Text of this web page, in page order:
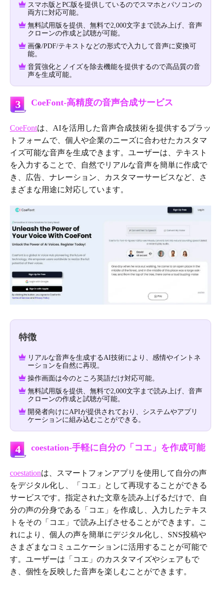
スマホ版とPC版を提供しているのでスマホとパソコンの
両方に対応可能。
無料試用版を提供、無料で2,000文字まで読み上げ、音声
クローンの作成と試聴が可能。
画像/PDF/テキストなどの形式で入力して音声に変換可
能。
音質強化とノイズを除去機能を提供するので高品質の音
声を生成可能。
3 CoeFont-高精度の音声合成サービス
CoeFontは、AIを活用した音声合成技術を提供するプラッ
トフォームで、個人や企業のニーズに合わせたカスタマ
イズ可能な音声を生成できます。ユーザーは、テキスト
を入力することで、自然でリアルな音声を簡単に作成で
き、広告、ナレーション、カスタマーサービスなど、さ
まざまな用途に対応しています。
特徴
リアルな音声を生成するAI技術により、感情やイントネ
ーションを自然に再現。
操作画面は今のところ英語だけ対応可能。
無料試用版を提供、無料で2,000文字まで読み上げ、音声
クローンの作成と試聴が可能。
開発者向けにAPIが提供されており、システムやアプリ
ケーションに組み込むことができる。
4 coestation-手軽に自分の「コエ」を作成可能
coestationは、スマートフォンアプリを使用して自分の声
をデジタル化し、「コエ」として再現することができる
サービスです。指定された文章を読み上げるだけで、自
分の声の分身である「コエ」を作成し、入力したテキス
トをその「コエ」で読み上げさせることができます。こ
れにより、個人の声を簡単にデジタル化し、SNS投稿や
さまざまなコミュニケーションに活用することが可能で
す。ユーザーは「コエ」のカスタマイズやシェアもで
き、個性を反映した音声を楽しむことができます。